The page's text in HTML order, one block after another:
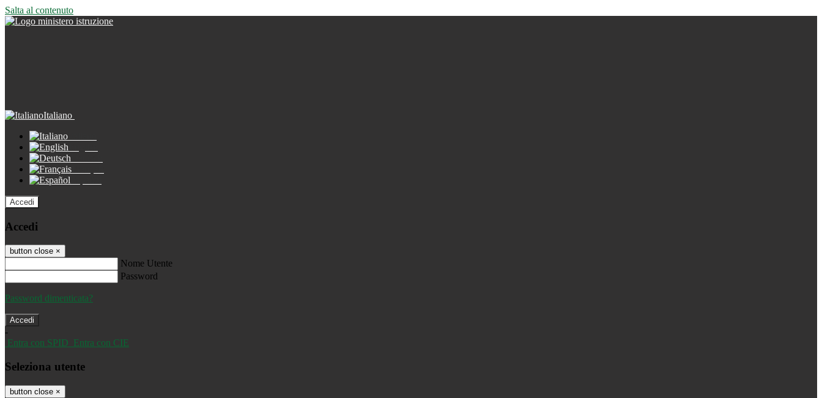
Salta al contenuto
Italiano
Accedi
Accedi
button close ×
Nome Utente
Password
Password dimenticata?
-
Entra con SPID Entra con CIE
Seleziona utente
button close ×